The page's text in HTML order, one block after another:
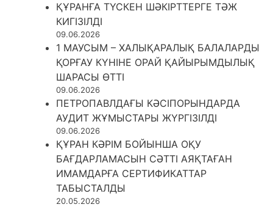
ҚҰРАНҒА ТҮСКЕН ШӘКІРТТЕРГЕ ТӘЖ
КИГІЗІЛДІ
09.06.2026
1 МАУСЫМ – ХАЛЫҚАРАЛЫҚ БАЛАЛАРДЫ
ҚОРҒАУ КҮНІНЕ ОРАЙ ҚАЙЫРЫМДЫЛЫҚ
ШАРАСЫ ӨТТІ
09.06.2026
ПЕТРОПАВЛДАҒЫ КӘСІПОРЫНДАРДА
АУДИТ ЖҰМЫСТАРЫ ЖҮРГІЗІЛДІ
09.06.2026
ҚҰРАН КӘРІМ БОЙЫНША ОҚУ
БАҒДАРЛАМАСЫН СӘТТІ АЯҚТАҒАН
ИМАМДАРҒА СЕРТИФИКАТТАР
ТАБЫСТАЛДЫ
20.05.2026